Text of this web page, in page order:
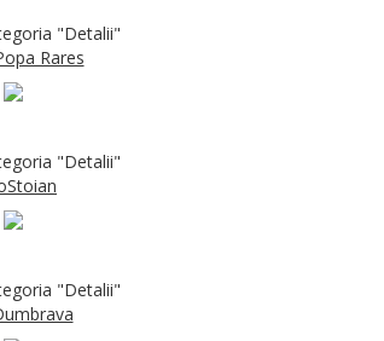
"Detalii"
Rares
"Detalii"
"Detalii"